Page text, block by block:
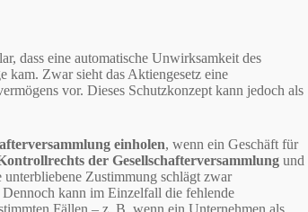
dass eine automatische Unwirksamkeit des
kam. Zwar sieht das Aktiengesetz eine
vor. Dieses Schutzkonzept kann jedoch als
einholen, wenn ein Geschäft für
der Gesellschafterversammlung und
Zustimmung schlägt zwar
kann im Einzelfall die fehlende
Fällen – z. B. wenn ein Unternehmen als